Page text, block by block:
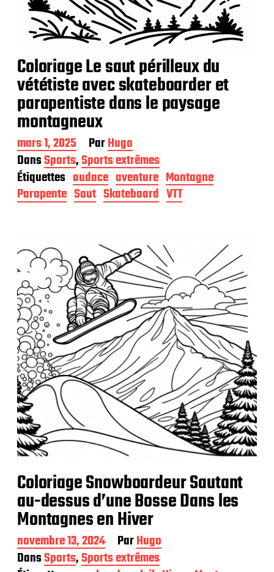
Coloriage Le saut périlleux du
vététiste avec skateboarder et
parapentiste dans le paysage
montagneux
D
a
t
e
d
e
l
i
c
a
t
i
o
n
mars 1, 2025 ParHugo
DansSports,Sports extrêmes
Étiquettes audace aventure Montagne
Parapente Saut Skateboard VTT
Coloriage Snowboardeur Sautant
au-dessus d’une Bosse Dans les
Montagnes en Hiver
D
a
t
novembre 13, 2024 ParHugo
DansSports,Sports extrêmes